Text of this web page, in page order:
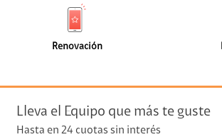
+ Telefonía
streaming
de
faceta
Renovación
(0)
Lleva el Equipo que más te guste
Hasta en 24 cuotas sin interés